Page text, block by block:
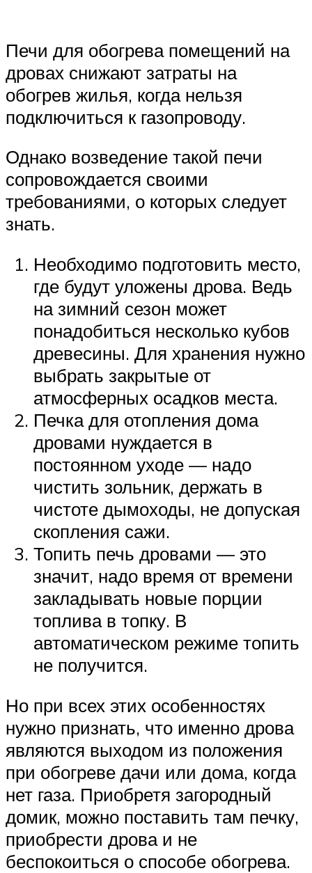
Печи для обогрева помещений на
дровах снижают затраты на
обогрев жилья, когда нельзя
подключиться к газопроводу.
Однако возведение такой печи
сопровождается своими
требованиями, о которых следует
знать.
Необходимо подготовить место,
где будут уложены дрова. Ведь
на зимний сезон может
понадобиться несколько кубов
древесины. Для хранения нужно
выбрать закрытые от
атмосферных осадков места.
Печка для отопления дома
дровами нуждается в
постоянном уходе — надо
чистить зольник, держать в
чистоте дымоходы, не допуская
скопления сажи.
Топить печь дровами — это
значит, надо время от времени
закладывать новые порции
топлива в топку. В
автоматическом режиме топить
не получится.
Но при всех этих особенностях
нужно признать, что именно дрова
являются выходом из положения
при обогреве дачи или дома, когда
нет газа. Приобретя загородный
домик, можно поставить там печку,
приобрести дрова и не
беспокоиться о способе обогрева.